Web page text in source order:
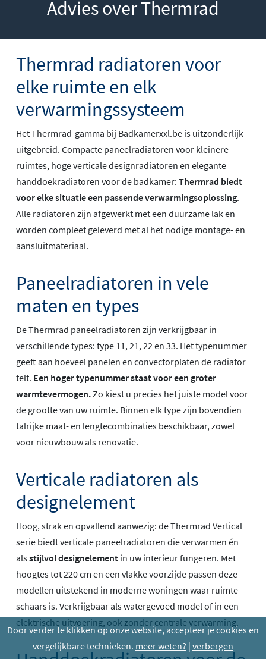
Door verder te klikken op onze website, accepteer je cookies en
vergelijkbare technieken. meer weten? | verbergen
Advies over Thermrad
Thermrad radiatoren voor
elke ruimte en elk
verwarmingssysteem
Het Thermrad-gamma bij Badkamerxxl.be is uitzonderlijk
uitgebreid. Compacte paneelradiatoren voor kleinere
ruimtes, hoge verticale designradiatoren en elegante
handdoekradiatoren voor de badkamer: Thermrad biedt
voor elke situatie een passende verwarmingsoplossing.
Alle radiatoren zijn afgewerkt met een duurzame lak en
worden compleet geleverd met al het nodige montage- en
aansluitmateriaal.
Paneelradiatoren in vele
maten en types
De Thermrad paneelradiatoren zijn verkrijgbaar in
verschillende types: type 11, 21, 22 en 33. Het typenummer
geeft aan hoeveel panelen en convectorplaten de radiator
telt. Een hoger typenummer staat voor een groter
warmtevermogen.Zo kiest u precies het juiste model voor
de grootte van uw ruimte. Binnen elk type zijn bovendien
talrijke maat- en lengtecombinaties beschikbaar, zowel
voor nieuwbouw als renovatie.
Verticale radiatoren als
designelement
Hoog, strak en opvallend aanwezig: de Thermrad Vertical
serie biedt verticale paneelradiatoren die verwarmen én
alsstijlvol designelement in uw interieur fungeren. Met
hoogtes tot 220 cm en een vlakke voorzijde passen deze
modellen uitstekend in moderne woningen waar ruimte
schaars is. Verkrijgbaar als watergevoed model of in een
elektrische uitvoering, ook zonder centrale verwarming.